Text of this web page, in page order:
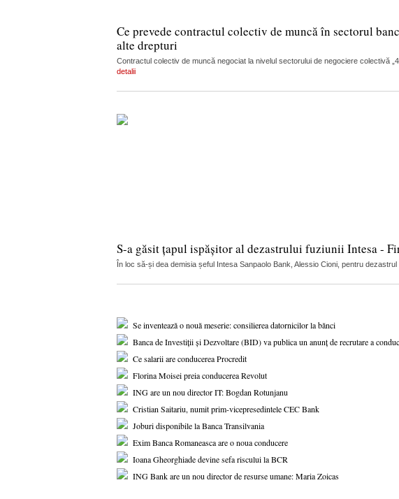
Ce prevede contractul colectiv de muncă în sectorul
alte drepturi
Contractul colectiv de muncă negociat la nivelul sectorului de negociere colectivă
detalii
S-a găsit țapul ispășitor al dezastrului fuziunii Intesa -
În loc să-și dea demisia șeful Intesa Sanpaolo Bank, Alessio Cioni, pentru
Se inventează o nouă meserie: consilierea datornicilor la bănci
Banca de Investiții și Dezvoltare (BID) va publica un anunț de recrutare a
Ce salarii are conducerea Procredit
Florina Moisei preia conducerea Revolut
ING are un nou director IT: Bogdan Rotunjanu
Cristian Saitariu, numit prim-vicepresedintele CEC Bank
Joburi disponibile la Banca Transilvania
Exim Banca Romaneasca are o noua conducere
Ioana Gheorghiade devine sefa riscului la BCR
ING Bank are un nou director de resurse umane: Maria Zoicas